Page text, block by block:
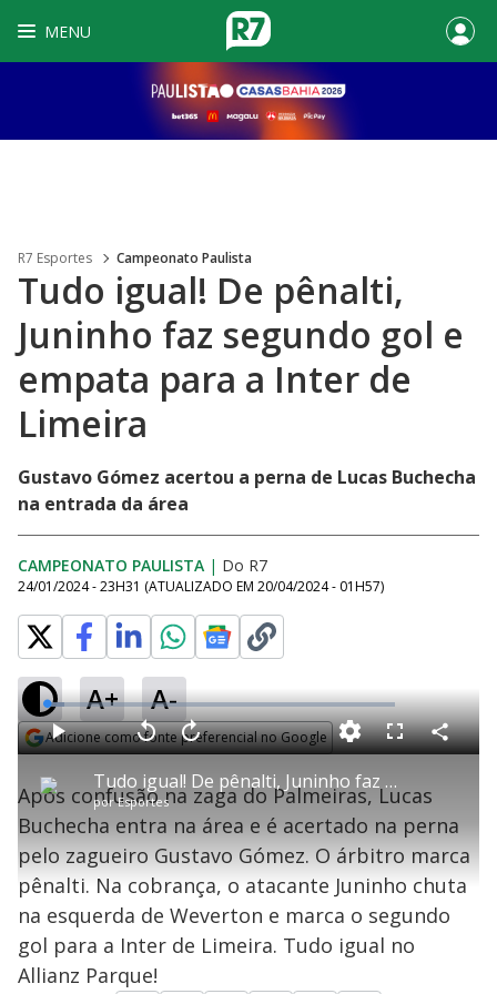
MENU
R7 Esportes Campeonato Paulista
Tudo igual! De pênalti,
Juninho faz segundo gol e
empata para a Inter de
Limeira
Gustavo Gómez acertou a perna de Lucas Buchecha
na entrada da área
CAMPEONATO PAULISTA | Do R7
24/01/2024 - 23H31 (ATUALIZADO EM 20/04/2024 - 01H57)
A+ A-
Adicione como fonte preferencial no Google
P
l
a
Tudo igual! De pênalti, Juninho faz segundo gol e empata para a Inter de Limeira
porEsportes
P V
t
a
r
0
g
n
d
o
s
A
n
a
1
s
e
u
n
d
o
L
o
a
d
e
5
.
0
7
%
F
l
s
c
e
n
C
o
i
l
a
Após confusão na zaga do Palmeiras, Lucas
Buchecha entra na área e é acertado na perna
pelo zagueiro Gustavo Gómez. O árbitro marca
pênalti. Na cobrança, o atacante Juninho chuta
na esquerda de Weverton e marca o segundo
gol para a Inter de Limeira. Tudo igual no
Allianz Parque!